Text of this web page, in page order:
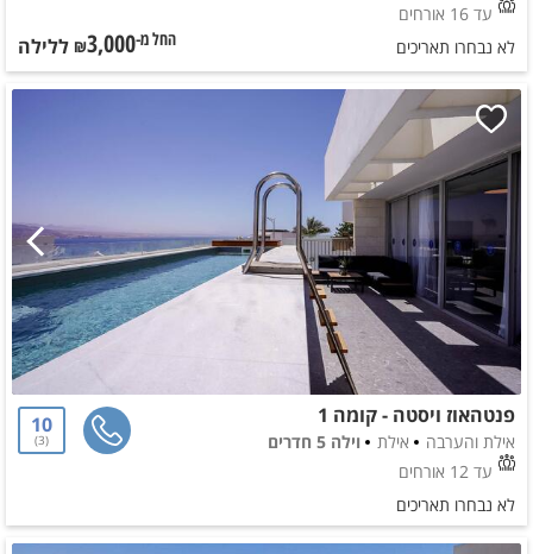
עד 16 אורחים
לא נבחרו תאריכים החל מ-₪3,000 ללילה
פנטהאוז ויסטה - קומה 1
אילת והערבה אילת
וילה 5 חדרים
עד 12 אורחים
10
3
לא נבחרו תאריכים